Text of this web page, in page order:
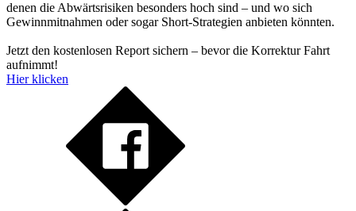
denen die Abwärtsrisiken besonders hoch sind – und wo sich
Gewinnmitnahmen oder sogar Short-Strategien anbieten könnten.
Jetzt den kostenlosen Report sichern – bevor die Korrektur Fahrt
aufnimmt!
Hier klicken